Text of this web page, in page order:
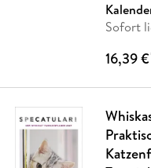
Sofort
16,39 €